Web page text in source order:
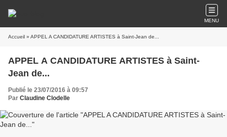
MENU
Accueil » APPEL A CANDIDATURE ARTISTES à Saint-Jean de...
APPEL A CANDIDATURE ARTISTES à Saint-
Jean de...
Publié le 23/07/2016 à 09:57
Par Claudine Clodelle